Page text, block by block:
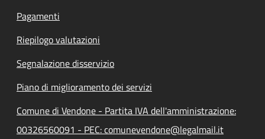
Pagamenti
Riepilogo valutazioni
Segnalazione disservizio
Piano di miglioramento dei servizi
Comune di Vendone - Partita IVA dell'amministrazione:
00326560091 - PEC: comunevendone@legalmail.it